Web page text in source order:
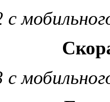
с
с